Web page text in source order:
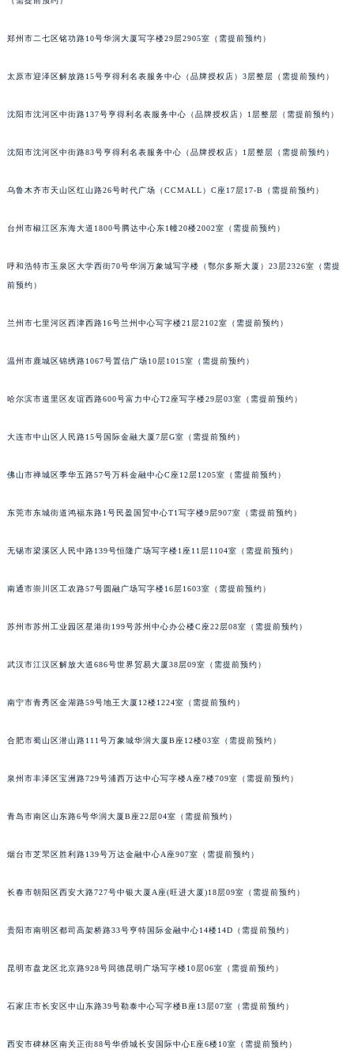
郑州市二七区铭功路10号华润大厦写字楼29层2905室（需提前预约）
太原市迎泽区解放路15号亨得利名表服务中心（品牌授权店）3层整层（需提前预约）
沈阳市沈河区中街路137号亨得利名表服务中心（品牌授权店）1层整层（需提前预约）
沈阳市沈河区中街路83号亨得利名表服务中心（品牌授权店）1层整层（需提前预约）
乌鲁木齐市天山区红山路26号时代广场（CCMALL）C座17层17-B（需提前预约）
台州市椒江区东海大道1800号腾达中心东1幢20楼2002室（需提前预约）
呼和浩特市玉泉区大学西街70号华润万象城写字楼（鄂尔多斯大厦）23层2326室（需提
前预约）
兰州市七里河区西津西路16号兰州中心写字楼21层2102室（需提前预约）
温州市鹿城区锦绣路1067号置信广场10层1015室（需提前预约）
哈尔滨市道里区友谊西路600号富力中心T2座写字楼29层03室（需提前预约）
大连市中山区人民路15号国际金融大厦7层G室（需提前预约）
佛山市禅城区季华五路57号万科金融中心C座12层1205室（需提前预约）
东莞市东城街道鸿福东路1号民盈国贸中心T1写字楼9层907室（需提前预约）
无锡市梁溪区人民中路139号恒隆广场写字楼1座11层1104室（需提前预约）
南通市崇川区工农路57号圆融广场写字楼16层1603室（需提前预约）
苏州市苏州工业园区星港街199号苏州中心办公楼C座22层08室（需提前预约）
武汉市江汉区解放大道686号世界贸易大厦38层09室（需提前预约）
南宁市青秀区金湖路59号地王大厦12楼1224室（需提前预约）
合肥市蜀山区潜山路111号万象城华润大厦B座12楼03室（需提前预约）
泉州市丰泽区宝洲路729号浦西万达中心写字楼A座7楼709室（需提前预约）
青岛市南区山东路6号华润大厦B座22层04室（需提前预约）
烟台市芝罘区胜利路139号万达金融中心A座907室（需提前预约）
长春市朝阳区西安大路727号中银大厦A座(旺进大厦)18层09室（需提前预约）
贵阳市南明区都司高架桥路33号亨特国际金融中心14楼14D（需提前预约）
昆明市盘龙区北京路928号同德昆明广场写字楼10层06室（需提前预约）
石家庄市长安区中山东路39号勒泰中心写字楼B座13层07室（需提前预约）
西安市碑林区南关正街88号华侨城长安国际中心E座6楼10室（需提前预约）